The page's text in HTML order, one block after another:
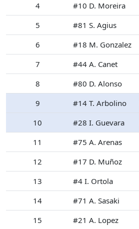
4
#10 D. Moreira
5
#81 S. Agius
6
#18 M. Gonzalez
7
#44 A. Canet
8
#80 D. Alonso
9
#14 T. Arbolino
10
#28 I. Guevara
11
#75 A. Arenas
12
#17 D. Muñoz
13
#4 I. Ortola
14
#71 A. Sasaki
15
#21 A. Lopez